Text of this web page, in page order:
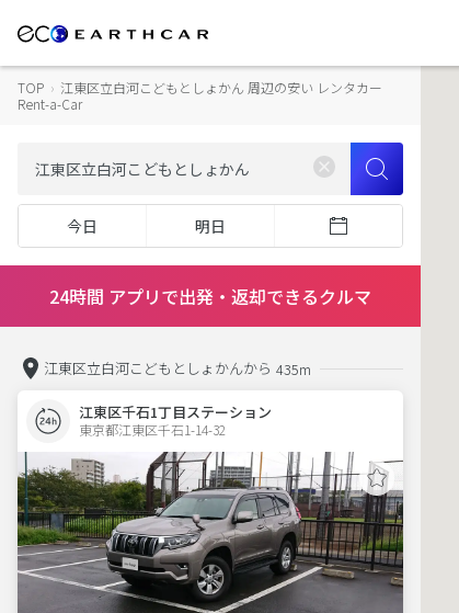
TOP › 江東区立白河こどもとしょかん 周辺の安い レンタカー
Rent-a-Car
今日 明日
24時間 アプリで出発・返却できるクルマ
江東区立白河こどもとしょかんから 435m
江東区千石1丁目ステーション
東京都江東区千石1-14-32